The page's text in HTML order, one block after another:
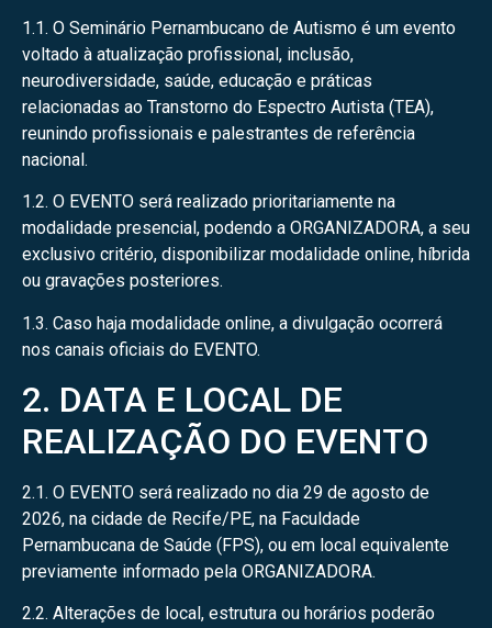
1.1. O Seminário Pernambucano de Autismo é um evento
voltado à atualização profissional, inclusão,
neurodiversidade, saúde, educação e práticas
relacionadas ao Transtorno do Espectro Autista (TEA),
reunindo profissionais e palestrantes de referência
nacional.
1.2. O EVENTO será realizado prioritariamente na
modalidade presencial, podendo a ORGANIZADORA, a seu
exclusivo critério, disponibilizar modalidade online, híbrida
ou gravações posteriores.
1.3. Caso haja modalidade online, a divulgação ocorrerá
nos canais oficiais do EVENTO.
2. DATA E LOCAL DE
REALIZAÇÃO DO EVENTO
2.1. O EVENTO será realizado no dia 29 de agosto de
2026, na cidade de Recife/PE, na Faculdade
Pernambucana de Saúde (FPS), ou em local equivalente
previamente informado pela ORGANIZADORA.
2.2. Alterações de local, estrutura ou horários poderão